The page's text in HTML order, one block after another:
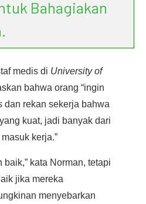
Bahagiakan
medis di University of
bahwa orang “ingin
dan rekan sekerja bahwa
kuat, jadi banyak dari
kerja.”
baik,” kata Norman, tetapi
jika mereka
menyebarkan